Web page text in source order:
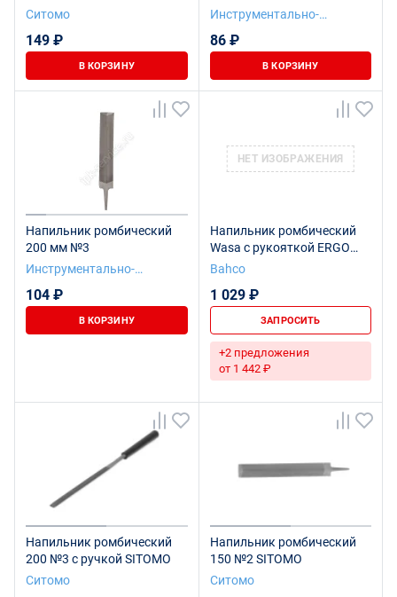
Ситомо
149 ₽
В КОРЗИНУ
Инструментально-
86 ₽
В КОРЗИНУ
Напильник ромбический
200 мм №3
Инструментально-
104 ₽
В КОРЗИНУ
НЕТ ИЗОБРАЖЕНИЯ
Напильник ромбический
Wasa с рукояткой ERGO
125 мм, бархатный
Bahco
1 029 ₽
ЗАПРОСИТЬ
+2 предложения
от 1 442 ₽
Напильник ромбический
200 №3 с ручкой SITOMO
Ситомо
Напильник ромбический
150 №2 SITOMO
Ситомо